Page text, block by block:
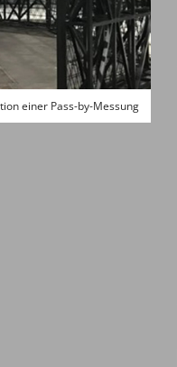
einer Pass-by-Messung